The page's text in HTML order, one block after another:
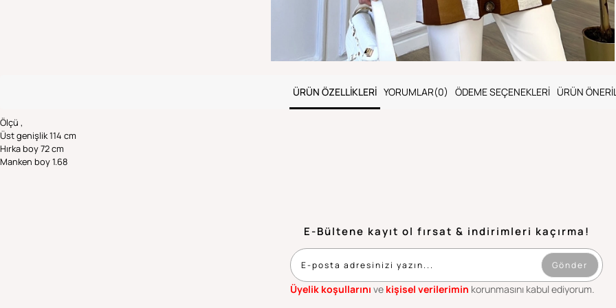
ÜRÜN ÖZELLIKLERI YORUMLAR(0) ÖDEME SEÇENEKLERI ÜRÜN
Ölçü ,
Üst genişlik 114 cm
Hırka boy 72 cm
Manken boy 1.68
E-Bültene kayıt ol fırsat & indirimleri kaçırma!
Gönder
Üyelik koşullarını ve kişisel verilerimin korunmasını kabul ediyorum.